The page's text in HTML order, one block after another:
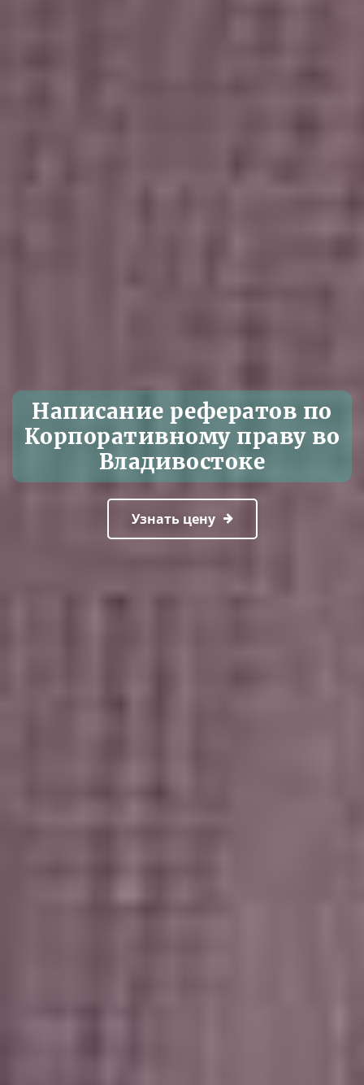
Написание рефератов по
Корпоративному праву во
Владивостоке
Узнать цену